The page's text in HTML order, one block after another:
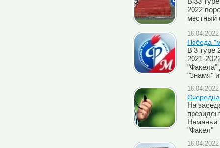
2022
местный
Победа
В 3 туре
2021-
"Факела"
"Знамя"
На
Неманьи
"Факел"